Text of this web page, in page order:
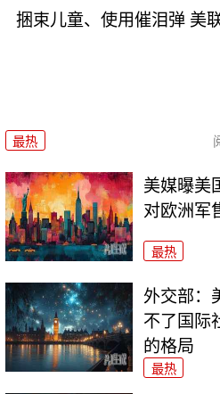
捆束儿童、使用催泪弹 美
最热
美媒曝美
对欧洲军
最热
外交部：
不了国际
的格局
最热